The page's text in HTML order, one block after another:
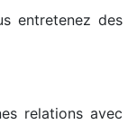
entretenez des
relations avec